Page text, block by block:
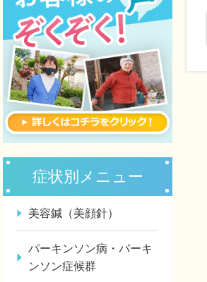
症状別メニュー
美容鍼（美顔針）
パーキンソン病・パーキ
ンソン症候群